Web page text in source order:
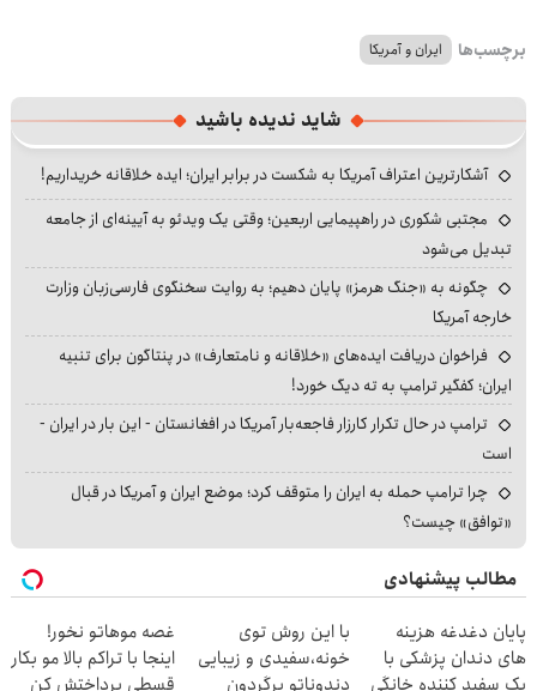
برچسب‌ها ایران و آمریکا
شاید ندیده باشید
آشکارترین اعتراف آمریکا به شکست در برابر ایران؛ ایده خلاقانه خریداریم!
مجتبی شکوری در راهپیمایی اربعین؛ وقتی یک ویدئو به آیینه‌ای از جامعه
تبدیل می‌شود
چگونه به «جنگ هرمز» پایان دهیم؛ به روایت سخنگوی فارسی‌زبان وزارت
خارجه آمریکا
فراخوان دریافت ایده‌های «خلاقانه و نامتعارف» در پنتاگون برای تنبیه
ایران؛ کفگیر ترامپ به ته دیگ خورد!
ترامپ در حال تکرار کارزار فاجعه‌بار آمریکا در افغانستان - این بار در ایران -
است
چرا ترامپ حمله به ایران را متوقف کرد؛ موضع ایران و آمریکا در قبال
«توافق» چیست؟
مطالب پیشنهادی
پایان دغدغه هزینه
های دندان پزشکی با
پک سفید کننده خانگی
با این روش توی
خونه،سفیدی و زیبایی
دندوناتو برگردون
غصه موهاتو نخور!
اینجا با تراکم بالا مو بکار
قسطی پرداختش کن